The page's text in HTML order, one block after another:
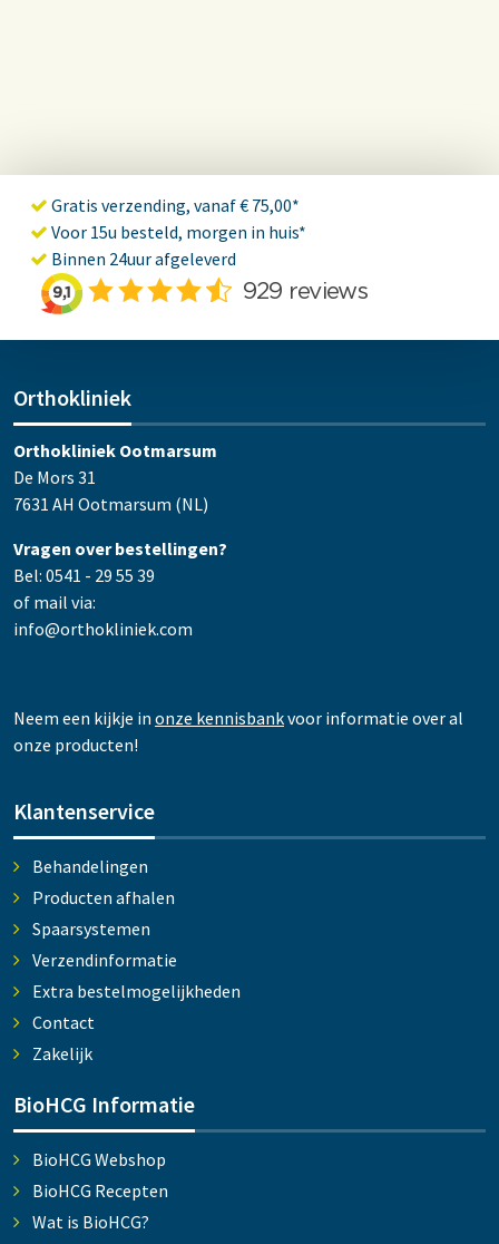
Gratis verzending, vanaf € 75,00*
Voor 15u besteld, morgen in huis*
Binnen 24uur afgeleverd
Orthokliniek
Orthokliniek Ootmarsum
De Mors 31
7631 AH Ootmarsum (NL)
Vragen over bestellingen?
Bel: 0541 - 29 55 39
of mail via:
info@orthokliniek.com
Neem een kijkje in onze kennisbankvoor informatie over al
onze producten!
Klantenservice
Behandelingen
Producten afhalen
Spaarsystemen
Verzendinformatie
Extra bestelmogelijkheden
Contact
Zakelijk
BioHCG Informatie
BioHCG Webshop
BioHCG Recepten
Wat is BioHCG?